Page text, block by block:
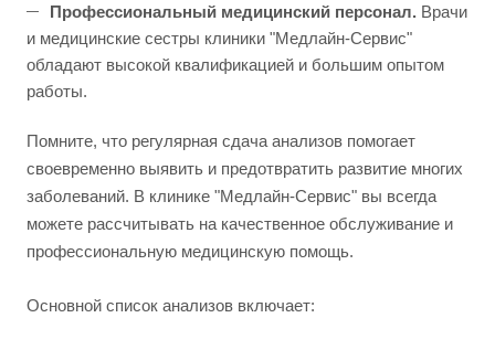
Профессиональный медицинский персонал. Врачи
и медицинские сестры клиники "Медлайн-Сервис"
обладают высокой квалификацией и большим опытом
работы.
Помните, что регулярная сдача анализов помогает
своевременно выявить и предотвратить развитие многих
заболеваний. В клинике "Медлайн-Сервис" вы всегда
можете рассчитывать на качественное обслуживание и
профессиональную медицинскую помощь.
Основной список анализов включает: